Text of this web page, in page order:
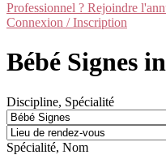
Professionnel ? Rejoindre
Connexion / Inscription
Bébé Signes
Discipline, Spécialité
Spécialité, Nom